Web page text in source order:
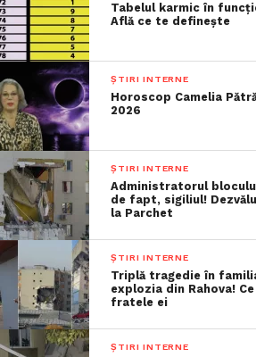
Tabelul karmic în
Află ce te definește
ȘTIRI INTERNE
Horoscop Camelia
2026
ȘTIRI INTERNE
Administratorul
de fapt, sigiliul!
la Parchet
ȘTIRI INTERNE
Triplă tragedie în
explozia din Rahova!
fratele ei
ȘTIRI INTERNE